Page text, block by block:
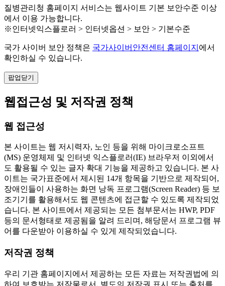
질병관리청 홈페이지 서비스는 웹사이트 기본 보안수준 이상
에서 이용 가능합니다.
※인터넷익스플로러 > 인터넷옵션 > 보안 > 기본수준
국가 사이버 보안 정책은 국가사이버안전센터 홈페이지 에서
확인하실 수 있습니다.
팝업닫기
웹접근성 및 저작권 정책
웹 접근성
본 사이트는 웹 저시력자, 노인 등을 위해 마이크로소프트
(MS) 운영체제 및 인터넷 익스플로러(IE) 브라우저 이외에서
도 활용될 수 있는 글자 확대 기능을 제공하고 있습니다. 본 사
이트는 국가표준에서 제시된 14개 항목을 기반으로 제작되어,
장애인들이 사용하는 화면 낭독 프로그램(Screen Reader) 등 보
조기기를 활용해서도 웹 콘텐츠에 접근할 수 있도록 제작되었
습니다. 본 사이트에서 제공되는 모든 첨부문서는 HWP, PDF
등의 문서형태로 제공됨을 알려 드리며, 해당문서 프로그램 뷰
어를 다운받아 이용하실 수 있게 제작되었습니다.
저작권 정책
우리 기관 홈페이지에서 제공하는 모든 자료는 저작권법에 의
하여 보호받는 저작물로서, 별도의 저작권 표시 또는 출처를